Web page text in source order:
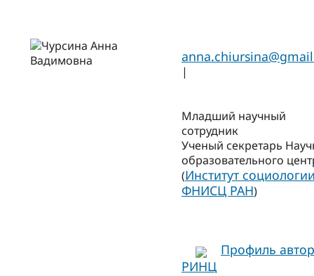
|
Младший научный
сотрудник
Ученый секретарь
образовательного
(Институт
ФНИСЦ РАН)
Профиль
РИНЦ